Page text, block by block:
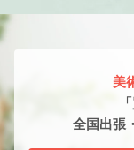
美
全国出張